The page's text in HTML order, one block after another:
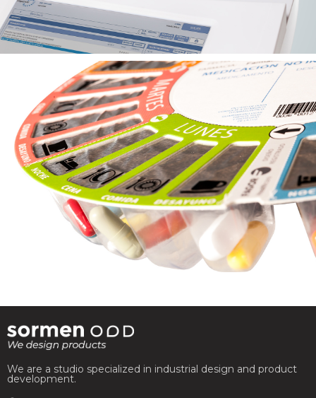
We are a studio specialized in industrial design and product
development.